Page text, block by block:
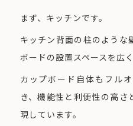
まず、キッチンです。
キッチン背面の柱のような
ボードの設置スペースを広
カップボード自体もフル
き、機能性と利便性の高さ
現しています。